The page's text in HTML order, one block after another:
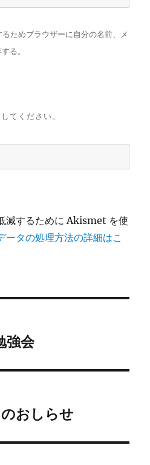
ためブラウザーに自分の名前、メ
る。
てください。
減するために Akismet を使
ータの処理方法の詳細はこ
強会
おしらせ